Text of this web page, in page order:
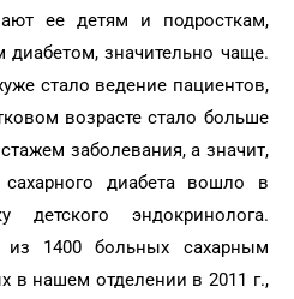
ее детям и подросткам,
значительно чаще.
стало ведение пациентов,
возрасте стало больше
заболевания, а значит,
диабета вошло в
детского эндокринолога.
1400 больных сахарным
в нашем отделении в 2011 г.,